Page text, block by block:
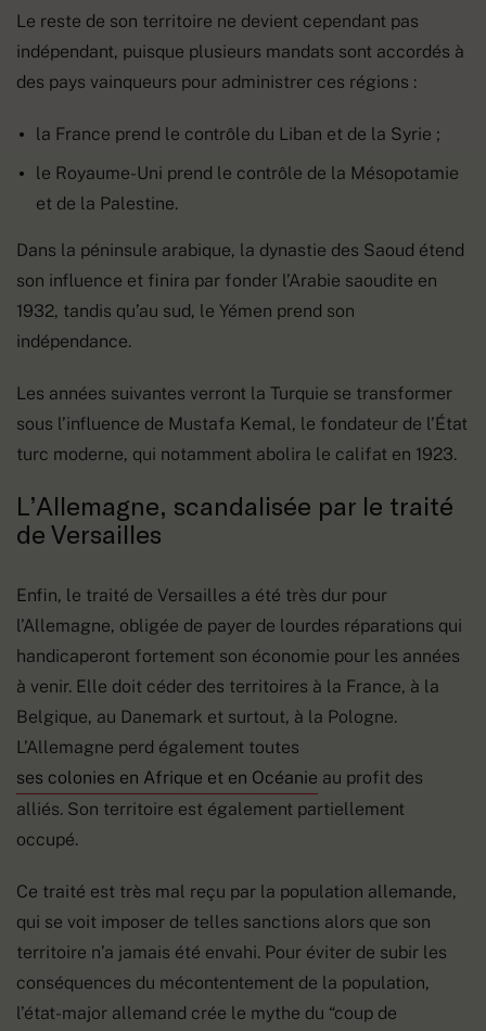
Le reste de son territoire ne devient cependant pas
indépendant, puisque plusieurs mandats sont accordés à
des pays vainqueurs pour administrer ces régions :
la France prend le contrôle du Liban et de la Syrie ;
le Royaume-Uni prend le contrôle de la Mésopotamie
et de la Palestine.
Dans la péninsule arabique, la dynastie des Saoud étend
son influence et finira par fonder l’Arabie saoudite en
1932, tandis qu’au sud, le Yémen prend son
indépendance.
Les années suivantes verront la Turquie se transformer
sous l’influence de Mustafa Kemal, le fondateur de l’État
turc moderne, qui notamment abolira le califat en 1923.
L’Allemagne, scandalisée par le traité
de Versailles
Enfin, le traité de Versailles a été très dur pour
l’Allemagne, obligée de payer de lourdes réparations qui
handicaperont fortement son économie pour les années
à venir. Elle doit céder des territoires à la France, à la
Belgique, au Danemark et surtout, à la Pologne.
L’Allemagne perd également toutes
ses colonies en Afrique et en Océanie au profit des
alliés. Son territoire est également partiellement
occupé.
Ce traité est très mal reçu par la population allemande,
qui se voit imposer de telles sanctions alors que son
territoire n’a jamais été envahi. Pour éviter de subir les
conséquences du mécontentement de la population,
l’état-major allemand crée le mythe du “coup de